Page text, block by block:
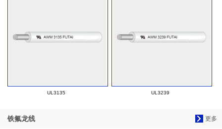
UL3135 UL3239
更多
铁氟龙线